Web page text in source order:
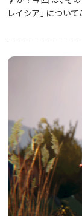
レイシア」につい